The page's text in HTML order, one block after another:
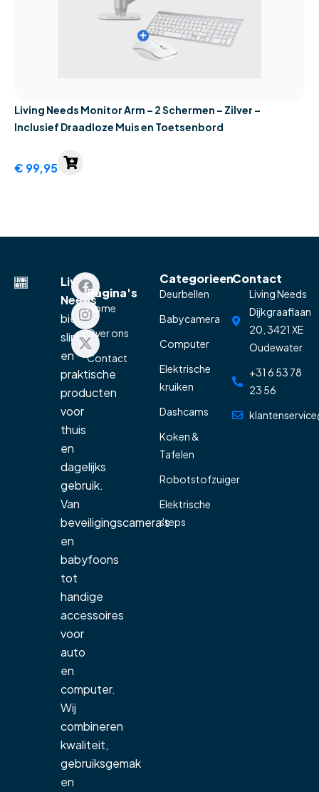
Living Needs Monitor Arm – 2 Schermen – Zilver –
Inclusief Draadloze Muis en Toetsenbord
€ 99,95
Living
Needs
biedt
slimme
en
praktische
producten
voor
thuis
en
dagelijks
gebruik.
Van
beveiligingscamera’s
en
babyfoons
tot
handige
accessoires
voor
auto
en
computer.
Wij
combineren
kwaliteit,
gebruiksgemak
en
Pagina's
Home
Over ons
Contact
Categorieen
Deurbellen
Babycamera
Computer
Elektrische
kruiken
Dashcams
Koken &
Tafelen
Robotstofzuiger
Elektrische
steps
Contact
Living Needs
Dijkgraaflaan
20, 3421 XE
Oudewater
+31 6 53 78
23 56